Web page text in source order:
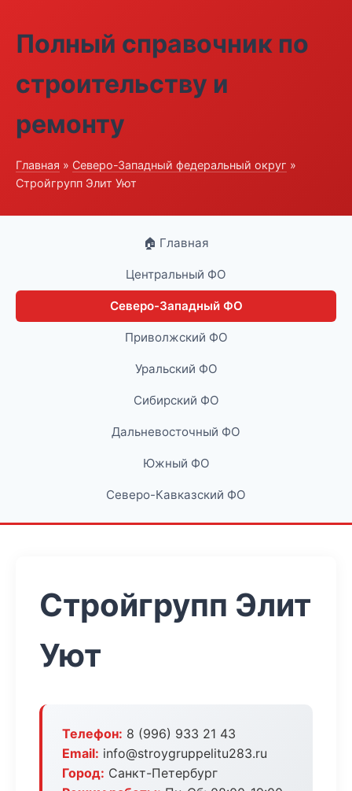
Полный справочник по
строительству и
ремонту
Главная » Северо-Западный федеральный округ »
Стройгрупп Элит Уют
🏠 Главная
Центральный ФО
Северо-Западный ФО
Приволжский ФО
Уральский ФО
Сибирский ФО
Дальневосточный ФО
Южный ФО
Северо-Кавказский ФО
Стройгрупп Элит
Уют
Телефон: 8 (996) 933 21 43
Email: info@stroygruppelitu283.ru
Город: Санкт-Петербург